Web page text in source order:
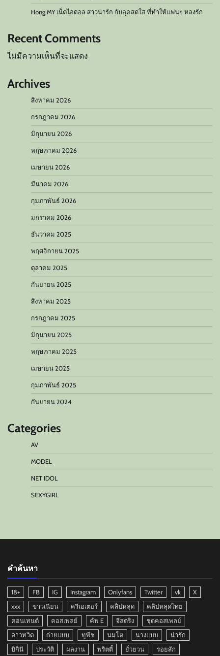
Hong MY เน็ตไอดอล สาวน่ารัก กับลุคสดใส ที่ทำให้แฟนๆ หลงรัก
Recent Comments
ไม่มีความเห็นที่จะแสดง
Archives
สิงหาคม 2026
กรกฎาคม 2026
มิถุนายน 2026
พฤษภาคม 2026
เมษายน 2026
มีนาคม 2026
กุมภาพันธ์ 2026
มกราคม 2026
ธันวาคม 2025
พฤศจิกายน 2025
ตุลาคม 2025
กันยายน 2025
สิงหาคม 2025
กรกฎาคม 2025
มิถุนายน 2025
พฤษภาคม 2025
เมษายน 2025
กุมภาพันธ์ 2025
กันยายน 2024
Categories
AV
MODEL
NET IDOL
SEXYGIRL
คำค้นหา
18+ FB IG Instagram Onlyfans Twitter vk
X
xxx
ขาวเนียน ครีเอเตอร์ คลิปหลุด
คลิปหลุดไทย
คอนเทนต์
คอสเพลย์ คัพ E จีสตริง
ชุดคอสเพลย์
ดาวทวิต
ถ่ายแบบ ทูพีช นมโต นางแบบ
น่ารัก
บิกินี
ประวัติ ผลงาน พริตตี้ ยั่วยวน รอยสัก